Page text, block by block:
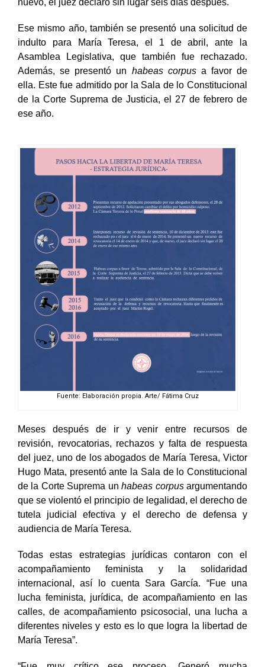
nuevo, el juez declaró sin lugar seis días después.
Ese mismo año, también se presentó una solicitud de
indulto para María Teresa, el 1 de abril, ante la
Asamblea Legislativa, que también fue rechazado.
Además, se presentó un habeas corpus a favor de
ella. Este fue admitido por la Sala de lo Constitucional
de la Corte Suprema de Justicia, el 27 de febrero de
ese año.
Meses después de ir y venir entre recursos de
revisión, revocatorias, rechazos y falta de respuesta
del juez, uno de los abogados de María Teresa, Victor
Hugo Mata, presentó ante la Sala de lo Constitucional
de la Corte Suprema unhabeas corpus argumentando
que se violentó el principio de legalidad, el derecho de
tutela judicial efectiva y el derecho de defensa y
audiencia de María Teresa.
Todas estas estrategias jurídicas contaron con el
acompañamiento feminista y la solidaridad
internacional, así lo cuenta Sara García. “Fue una
lucha feminista, jurídica, de acompañamiento en las
calles, de acompañamiento psicosocial, una lucha a
diferentes niveles y esto es lo que logra la libertad de
María Teresa”.